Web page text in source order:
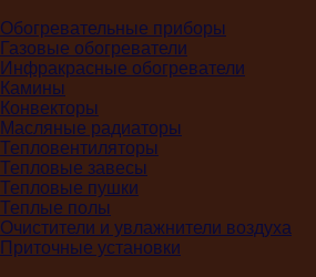
Обогревательные приборы
Газовые обогреватели
Инфракрасные обогреватели
Камины
Конвекторы
Масляные радиаторы
Тепловентиляторы
Тепловые завесы
Тепловые пушки
Теплые полы
Очистители и увлажнители воздуха
Приточные установки